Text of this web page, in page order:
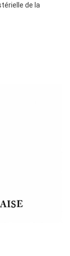
de la